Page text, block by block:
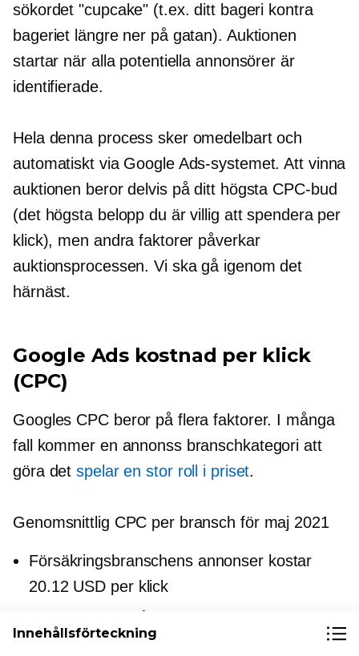
sökordet "cupcake" (t.ex. ditt bageri kontra
bageriet längre ner på gatan). Auktionen
startar när alla potentiella annonsörer är
identifierade.
Hela denna process sker omedelbart och
automatiskt via Google Ads-systemet. Att vinna
auktionen beror delvis på ditt högsta CPC-bud
(det högsta belopp du är villig att spendera per
klick), men andra faktorer påverkar
auktionsprocessen. Vi ska gå igenom det
härnäst.
Google Ads kostnad per klick
(CPC)
Googles CPC beror på flera faktorer. I många
fall kommer en annonss branschkategori att
göra detspelar en stor roll i priset.
Genomsnittlig CPC per bransch för maj 2021
Försäkringsbranschens annonser kostar
20.12 USD per klick
Innehållsförteckning